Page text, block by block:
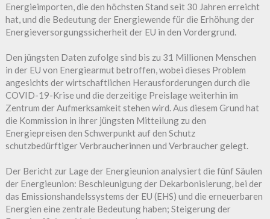
Energieimporten, die den höchsten Stand seit 30 Jahren erreicht
hat, und die Bedeutung der Energiewende für die Erhöhung der
Energieversorgungssicherheit der EU in den Vordergrund.
Den jüngsten Daten zufolge sind bis zu 31 Millionen Menschen
in der EU von Energiearmut betroffen, wobei dieses Problem
angesichts der wirtschaftlichen Herausforderungen durch die
COVID-19-Krise und die derzeitige Preislage weiterhin im
Zentrum der Aufmerksamkeit stehen wird. Aus diesem Grund hat
die Kommission in ihrer jüngsten Mitteilung zu den
Energiepreisen den Schwerpunkt auf den Schutz
schutzbedürftiger Verbraucherinnen und Verbraucher gelegt.
Der Bericht zur Lage der Energieunion analysiert die fünf Säulen
der Energieunion: Beschleunigung der Dekarbonisierung, bei der
das Emissionshandelssystems der EU (EHS) und die erneuerbaren
Energien eine zentrale Bedeutung haben; Steigerung der